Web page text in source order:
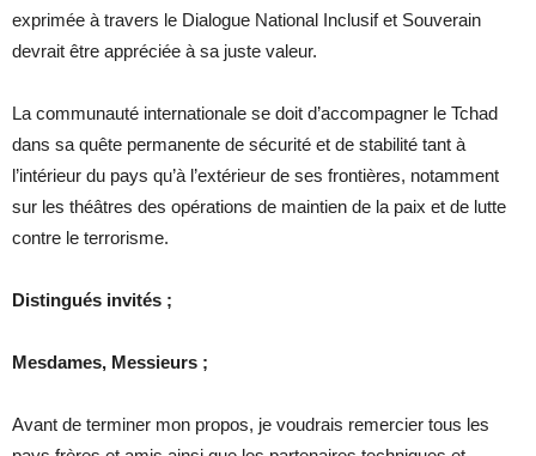
exprimée à travers le Dialogue National Inclusif et Souverain
devrait être appréciée à sa juste valeur.
La communauté internationale se doit d’accompagner le Tchad
dans sa quête permanente de sécurité et de stabilité tant à
l’intérieur du pays qu’à l’extérieur de ses frontières, notamment
sur les théâtres des opérations de maintien de la paix et de lutte
contre le terrorisme.
Distingués invités ;
Mesdames, Messieurs ;
Avant de terminer mon propos, je voudrais remercier tous les